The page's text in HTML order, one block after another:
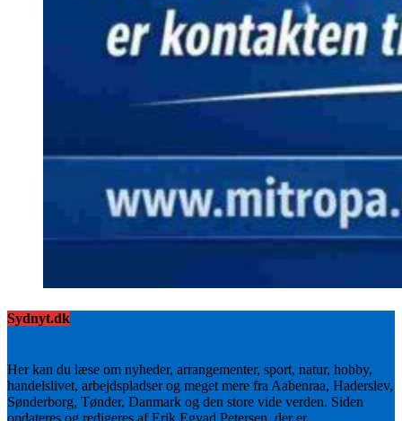
Sydnyt.dk
Her kan du læse om nyheder, arrangementer, sport, natur, hobby,
handelslivet, arbejdspladser og meget mere fra Aabenraa, Haderslev,
Sønderborg, Tønder, Danmark og den store vide verden. Siden